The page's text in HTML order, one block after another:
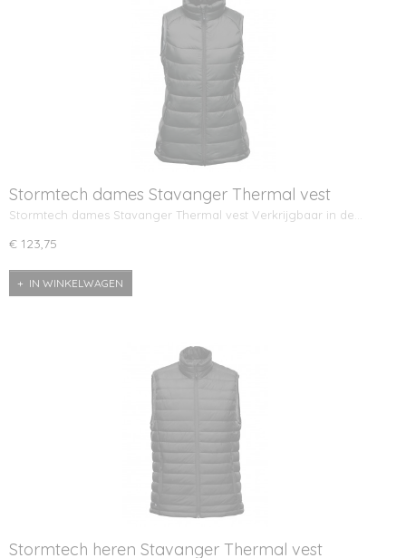
Stormtech dames Stavanger Thermal vest
Stormtech dames Stavanger Thermal vest Verkrijgbaar in de…
€ 123,75
IN WINKELWAGEN
Stormtech heren Stavanger Thermal vest